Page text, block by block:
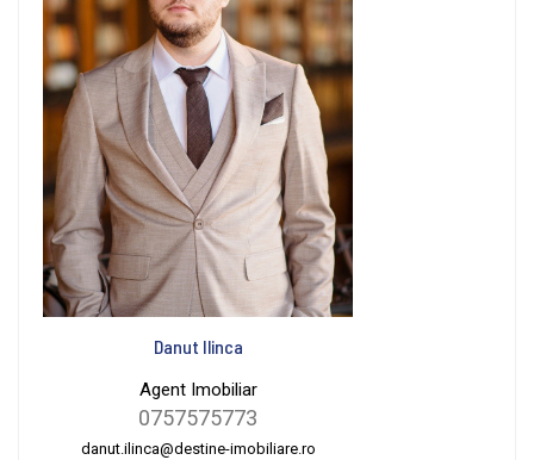
Danut Ilinca
Agent Imobiliar
0757575773
danut.ilinca@destine-imobiliare.ro